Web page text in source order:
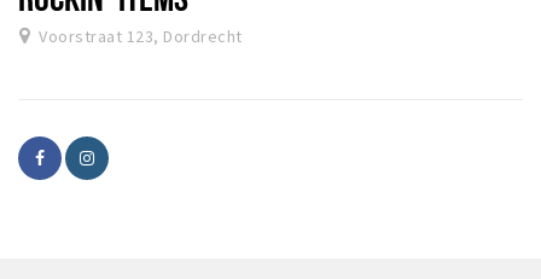
Voorstraat 123, Dordrecht